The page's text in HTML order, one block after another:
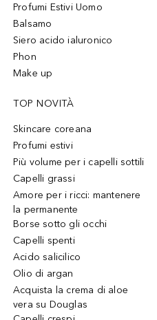
Profumi Estivi Uomo
Balsamo
Siero acido ialuronico
Phon
Make up
TOP NOVITÀ
Skincare coreana
Profumi estivi
Più volume per i capelli sottili
Capelli grassi
Amore per i ricci: mantenere
la permanente
Borse sotto gli occhi
Capelli spenti
Acido salicilico
Olio di argan
Acquista la crema di aloe
vera su Douglas